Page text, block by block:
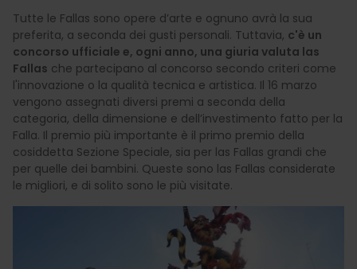
Tutte le Fallas sono opere d’arte e ognuno avrà la sua
preferita, a seconda dei gusti personali. Tuttavia, c'è un
concorso ufficiale e, ogni anno, una giuria valuta las
Fallas che partecipano al concorso secondo criteri come
l'innovazione o la qualità tecnica e artistica. Il 16 marzo
vengono assegnati diversi premi a seconda della
categoria, della dimensione e dell’investimento fatto per la
Falla. Il premio più importante è il primo premio della
cosiddetta Sezione Speciale, sia per las Fallas grandi che
per quelle dei bambini. Queste sono las Fallas considerate
le migliori, e di solito sono le più visitate.